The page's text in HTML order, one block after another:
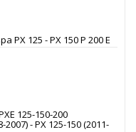
PX 125 - PX 150 P 200 E
125-150-200
- PX 125-150 (2011-